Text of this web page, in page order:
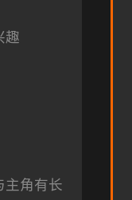
趣
主角有长